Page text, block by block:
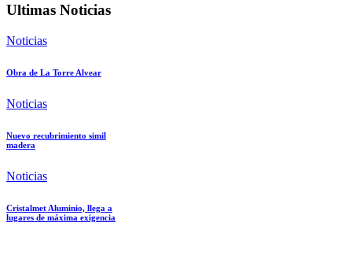
Ultimas Noticias
Noticias
Obra de La Torre Alvear
Noticias
Nuevo recubrimiento simil
madera
Noticias
Cristalmet Aluminio, llega a
lugares de máxima exigencia